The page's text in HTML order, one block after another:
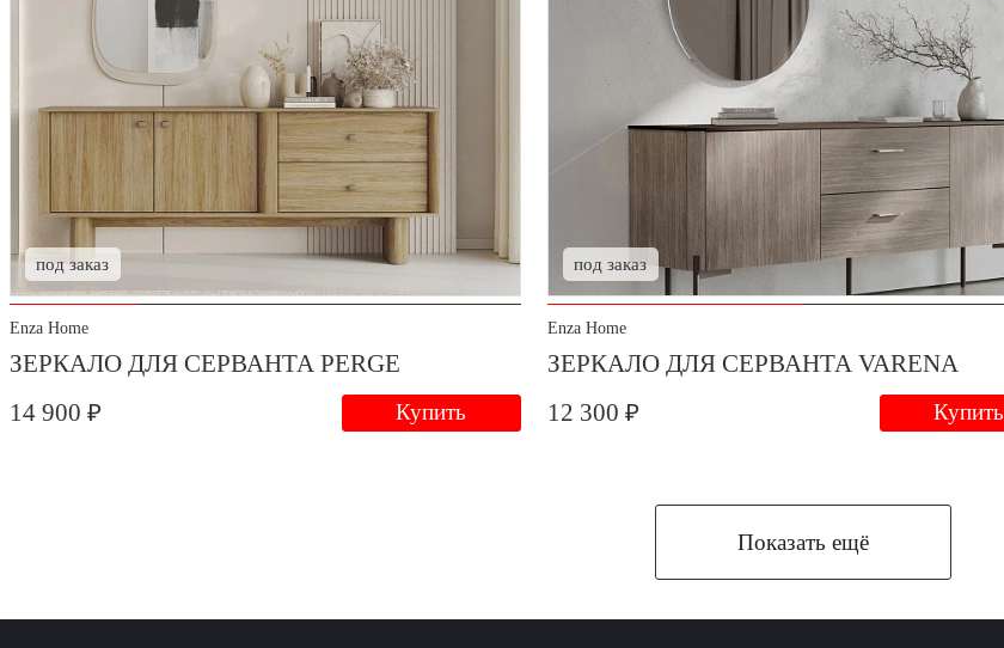
под заказ
Enza Home
ЗЕРКАЛО ДЛЯ СЕРВАНТА PERGE
14 900 ₽
Купить
под заказ
Enza Home
ЗЕРКАЛО ДЛЯ СЕРВАНТА VARENA
12 300 ₽
Купить
Показать ещё